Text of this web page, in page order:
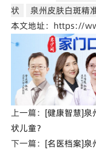
状
泉州皮肤白斑精
本文地址：https://
上一篇： [健康智慧]泉
状儿童？
下一篇： [名医档案]泉